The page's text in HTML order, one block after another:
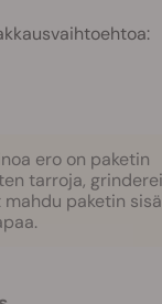
ero on paketin
tarroja,
paketin